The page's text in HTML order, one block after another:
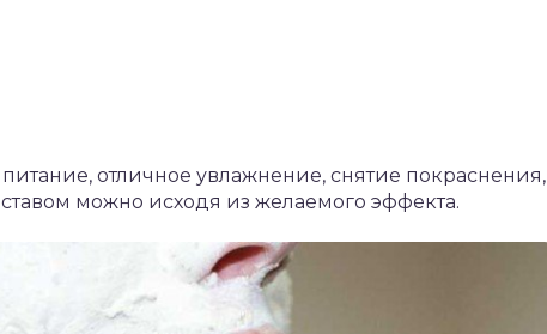
отличное увлажнение, снятие покраснения,
можно исходя из желаемого эффекта.